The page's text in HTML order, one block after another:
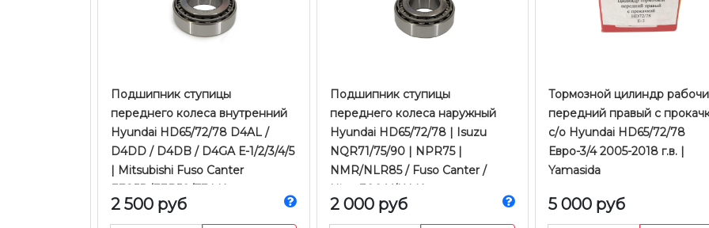
Подшипник ступицы
переднего колеса внутренний
Hyundai HD65/72/78 D4AL /
D4DD / D4DB / D4GA Е-1/2/3/4/5
| Mitsubishi Fuso Canter
FE85D/FEB50/TF | Koyo
2 500 руб
​​​​​​​Подшипник ступицы
переднего колеса наружный
Hyundai HD65/72/78 | Isuzu
NQR71/75/90 | NPR75 |
NMR/NLR85 / Fuso Canter /
Hino-300 У/К | Koyo
2 000 руб
Тормозной цилиндр
передний правый с
с/о Hyundai HD65/72/78
Евро-3/4 2005-2018 г.в. |
Yamasida
5 000 руб